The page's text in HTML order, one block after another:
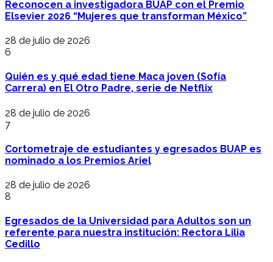
Reconocen a investigadora BUAP con el Premio
Elsevier 2026 “Mujeres que transforman México”
28 de julio de 2026
6
Quién es y qué edad tiene Maca joven (Sofía
Carrera) en El Otro Padre, serie de Netflix
28 de julio de 2026
7
Cortometraje de estudiantes y egresados BUAP es
nominado a los Premios Ariel
28 de julio de 2026
8
Egresados de la Universidad para Adultos son un
referente para nuestra institución: Rectora Lilia
Cedillo